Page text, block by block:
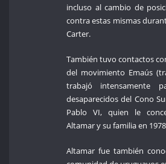
incluso al cambio de
contra estas mismas
Carter.
También tuvo contactos
del movimiento Emaús
trabajó intensamente
desaparecidos del Cono
Pablo VI, quien le
Altamar y su familia en
Altamar fue también